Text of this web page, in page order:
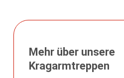
Mehr über unsere
Kragarmtreppen